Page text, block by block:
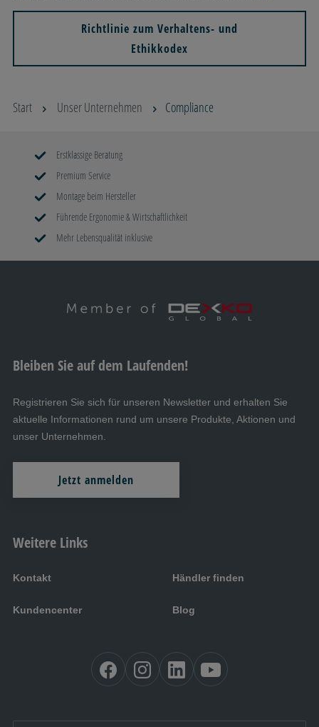
Richtlinie zum Verhaltens- und
Ethikkodex
Start Unser Unternehmen Compliance
Erstklassige Beratung
Premium Service
Montage beim Hersteller
Führende Ergonomie & Wirtschaftlichkeit
Mehr Lebensqualität inklusive
Weitere Links
Kontakt Händler finden
Kundencenter Blog
Bleiben Sie auf dem Laufenden!
Registrieren Sie sich für unseren Newsletter und erhalten Sie
aktuelle Informationen rund um unsere Produkte, Aktionen und
unser Unternehmen.
Jetzt anmelden